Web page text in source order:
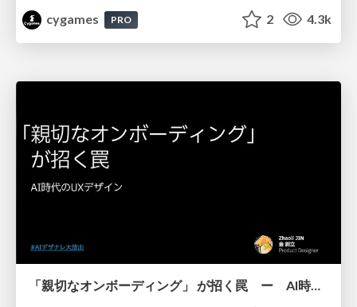
cygames
PRO 2 4.3k
「親切なオンボーディング」 が招く罠 ー AI時代のUXデザイン